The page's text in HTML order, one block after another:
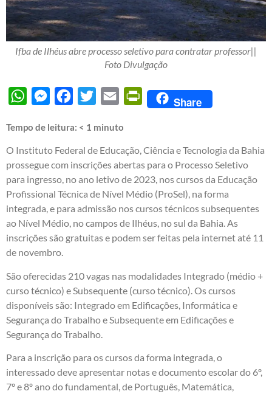
Ifba de Ilhéus abre processo seletivo para contratar professor||
Foto Divulgação
WhatsAppMessengerFacebook
Twitter Email PrintFriendly
Share
Tempo de leitura: < 1 minuto
O Instituto Federal de Educação, Ciência e Tecnologia da Bahia
prossegue com inscrições abertas para o Processo Seletivo
para ingresso, no ano letivo de 2023, nos cursos da Educação
Profissional Técnica de Nível Médio (ProSel), na forma
integrada, e para admissão nos cursos técnicos subsequentes
ao Nível Médio, no campos de Ilhéus, no sul da Bahia. As
inscrições são gratuitas e podem ser feitas pela internet até 11
de novembro.
São oferecidas 210 vagas nas modalidades Integrado (médio +
curso técnico) e Subsequente (curso técnico). Os cursos
disponíveis são: Integrado em Edificações, Informática e
Segurança do Trabalho e Subsequente em Edificações e
Segurança do Trabalho.
Para a inscrição para os cursos da forma integrada, o
interessado deve apresentar notas e documento escolar do 6º,
7º e 8º ano do fundamental, de Português, Matemática,